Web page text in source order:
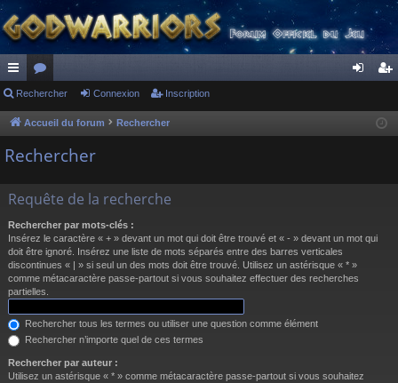
ac
co
ur
s
or
u
m
cri
Rechercher Connexion Inscription
Accueil du forum Rechercher
Rechercher
Requête de la recherche
Rechercher par mots-clés :
Insérez le caractère « + » devant un mot qui doit être trouvé et « - » devant un mot qui
doit être ignoré. Insérez une liste de mots séparés entre des barres verticales
discontinues « | » si seul un des mots doit être trouvé. Utilisez un astérisque « * »
comme métacaractère passe-partout si vous souhaitez effectuer des recherches
partielles.
Rechercher tous les termes ou utiliser une question comme élément
Rechercher n’importe quel de ces termes
Rechercher par auteur :
Utilisez un astérisque « * » comme métacaractère passe-partout si vous souhaitez